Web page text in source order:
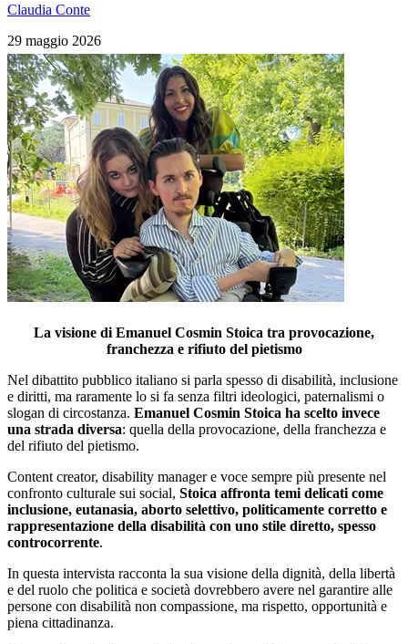
Claudia Conte
29 maggio 2026
La visione di Emanuel Cosmin Stoica tra provocazione,
franchezza e rifiuto del pietismo
Nel dibattito pubblico italiano si parla spesso di disabilità, inclusione
e diritti, ma raramente lo si fa senza filtri ideologici, paternalismi o
slogan di circostanza. Emanuel Cosmin Stoica ha scelto invece
una strada diversa: quella della provocazione, della franchezza e
del rifiuto del pietismo.
Content creator, disability manager e voce sempre più presente nel
confronto culturale sui social, Stoica affronta temi delicati come
inclusione, eutanasia, aborto selettivo, politicamente corretto e
rappresentazione della disabilità con uno stile diretto, spesso
controcorrente.
In questa intervista racconta la sua visione della dignità, della libertà
e del ruolo che politica e società dovrebbero avere nel garantire alle
persone con disabilità non compassione, ma rispetto, opportunità e
piena cittadinanza.